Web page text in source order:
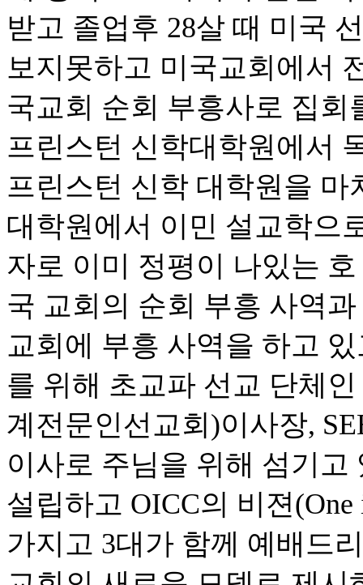
받고 졸업후 28살 때 미국
보지못하고 미국교회에서
국교회 순회 부흥사로 집
프린스턴 신학대학원에서
프린스턴 신학 대학원을
대학원에서 이민 설교학으
자로 이미 정평이 나있는
국 교회의 순회 부흥 사역
교회에 부흥 사역을 하고
를 위해 초교파 선교 단체
계전문인선교회)이사장,
이사로 주님을 위해 섬기고
설립하고 OICC의 비젼
가지고 3대가 함께 예배드